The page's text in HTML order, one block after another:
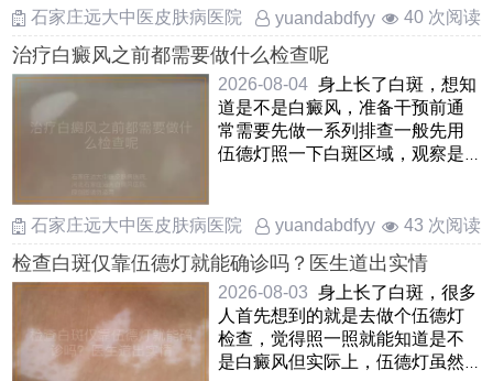
石家庄远大中医皮肤病医院 yuandabdfyy 40 次阅读
治疗白癜风之前都需要做什么检查呢
2026-08-04 身上长了白斑，想知
道是不是白癜风，准备干预前通
常需要先做一系列排查一般先用
伍德灯照一下白斑区域，观察是
石家庄远大中医皮肤病医院
yuandabdfyy 43 次阅读
检查白斑仅靠伍德灯就能确诊吗？医生道出实情
2026-08-03 身上长了白斑，很多
人首先想到的就是去做个伍德灯
检查，觉得照一照就能知道是不
是白癜风但实际上，伍德灯虽然